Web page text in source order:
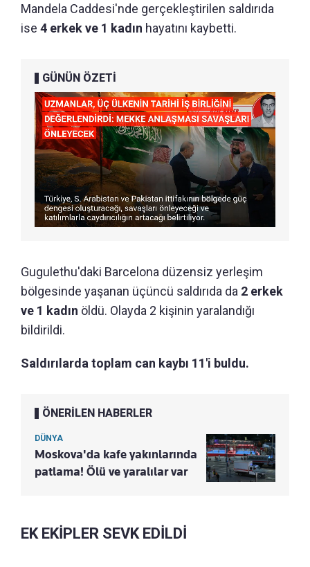
Mandela Caddesi'nde gerçekleştirilen saldırıda
ise 4 erkek ve 1 kadın hayatını kaybetti.
GÜNÜN ÖZETİ
Gugulethu'daki Barcelona düzensiz yerleşim
bölgesinde yaşanan üçüncü saldırıda da 2 erkek
ve 1 kadın öldü. Olayda 2 kişinin yaralandığı
bildirildi.
Saldırılarda toplam can kaybı 11'i buldu.
ÖNERİLEN HABERLER
DÜNYA
Moskova'da kafe yakınlarında
patlama! Ölü ve yaralılar var
EK EKİPLER SEVK EDİLDİ